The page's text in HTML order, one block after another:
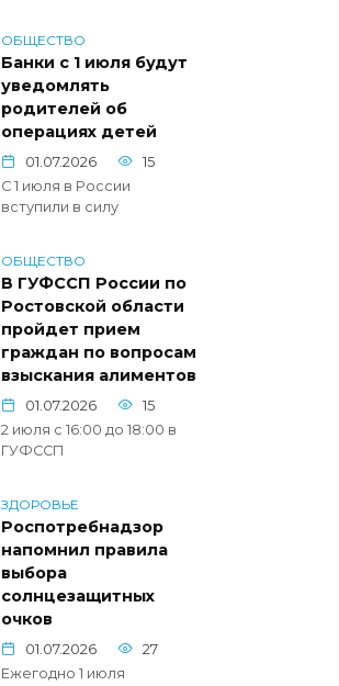
ОБЩЕСТВО
Банки с 1 июля будут
уведомлять
родителей об
операциях детей
01.07.2026
15
С 1 июля в России
вступили в силу
ОБЩЕСТВО
В ГУФССП России по
Ростовской области
пройдет прием
граждан по вопросам
взыскания алиментов
01.07.2026
15
2 июля с 16:00 до 18:00 в
ГУФССП
ЗДОРОВЬЕ
Роспотребнадзор
напомнил правила
выбора
солнцезащитных
очков
01.07.2026
27
Ежегодно 1 июля